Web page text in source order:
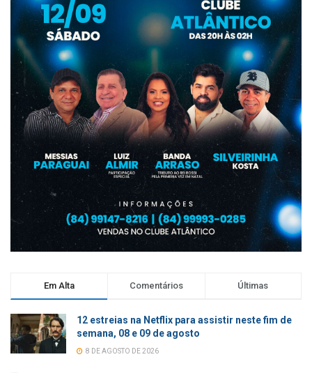
Em Alta Comentários Últimas
12 estreias na Netflix para assistir neste fim de
semana, 08 e 09 de agosto
8 DE AGOSTO DE 2026